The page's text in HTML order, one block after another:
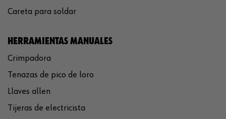
Careta para soldar
HERRAMIENTAS MANUALES
Crimpadora
Tenazas de pico de loro
Llaves allen
Tijeras de electricista